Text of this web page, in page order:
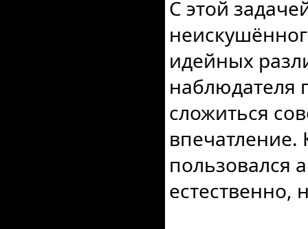
С этой
идейных
наблюдателя
сложиться
пользовался
естественно,